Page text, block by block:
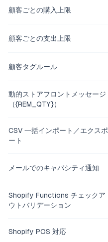
顧客ごとの購入上限
顧客ごとの支出上限
顧客タグルール
動的ストアフロントメッセージ
（{REM_QTY}）
CSV 一括インポート／エクスポ
ート
メールでのキャパシティ通知
Shopify Functions チェックア
ウトバリデーション
Shopify POS 対応